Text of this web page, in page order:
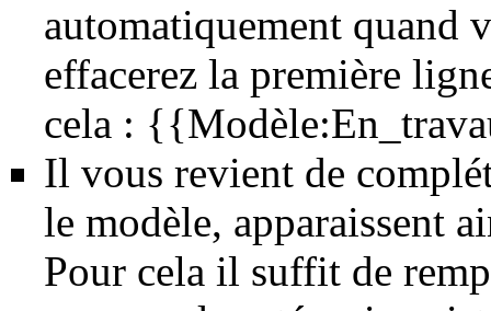
automatiquement quand
effacerez la première
cela :
Il vous revient de
le modèle, apparaissent
Pour cela il suffit de